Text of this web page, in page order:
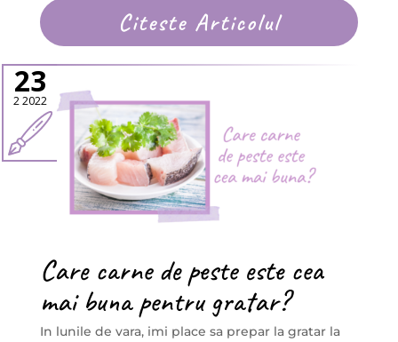
Citeste Articolul
Care carne de peste este cea
mai buna pentru gratar?
23
2 2022
In lunile de vara, imi place sa prepar la gratar la